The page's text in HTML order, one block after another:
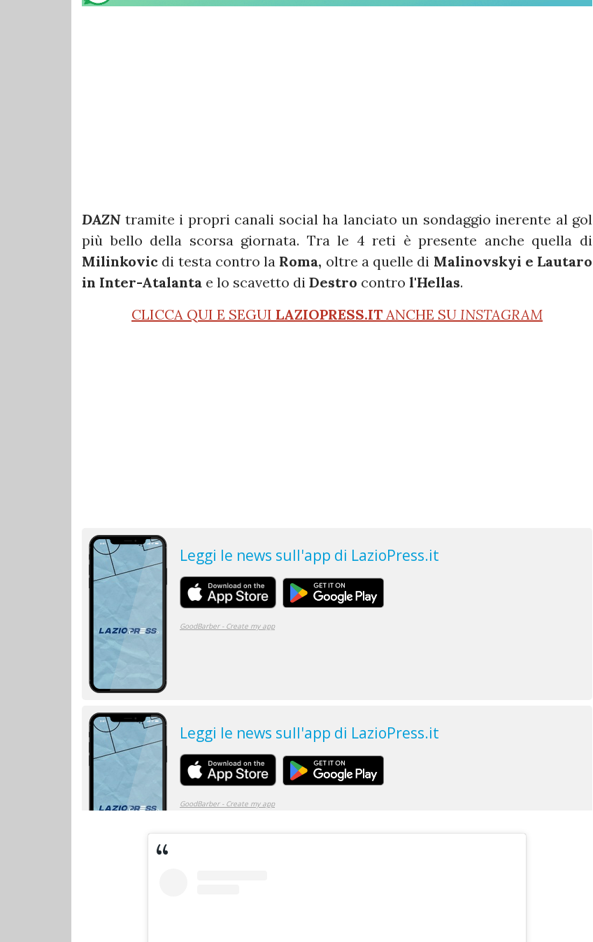
DAZN tramite i propri canali social ha lanciato un sondaggio inerente al gol
più bello della scorsa giornata. Tra le 4 reti è presente anche quella di
Milinkovic di testa contro la Roma, oltre a quelle di Malinovskyi e Lautaro
in Inter-Atalanta e lo scavetto di Destro contro l'Hellas.
CLICCA QUI E SEGUI LAZIOPRESS.IT ANCHE SU INSTAGRAM